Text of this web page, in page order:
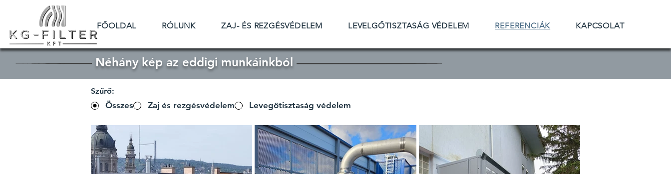
FŐOLDAL RÓLUNK ZAJ- ÉS REZGÉSVÉDELEM LEVELGŐTISZTASÁG VÉDELEM REFERENCIÁK KAPCSOLAT
Néhány kép az eddigi munkáinkból
Szűrő:
Összes Zaj és rezgésvédelem Levegőtisztaság védelem